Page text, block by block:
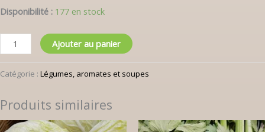
Disponibilité : 177 en stock
Ajouter au panier
Catégorie : Légumes, aromates et soupes
Produits similaires